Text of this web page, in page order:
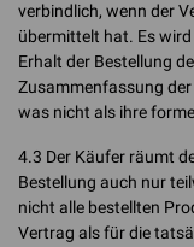
verbindlich, wenn der
übermittelt hat. Es
Erhalt der Bestellung
Zusammenfassung
was nicht als ihre
4.3 Der Käufer räumt
Bestellung auch nur
nicht alle bestellten
Vertrag als für die